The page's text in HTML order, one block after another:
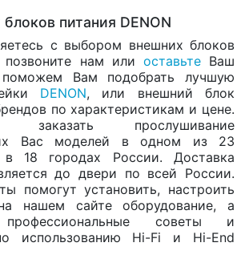
питания DENON
с выбором внешних блоков
позвоните нам или оставьтеВаш
Вам подобрать лучшую
DENON, или внешний блок
по характеристикам и цене.
прослушивание
Вас моделей в одном из 23
18 городах России. Доставка
до двери по всей России.
помогут установить, настроить
нашем сайте оборудование, а
советы и
использованию Hi-Fi и Hi-End